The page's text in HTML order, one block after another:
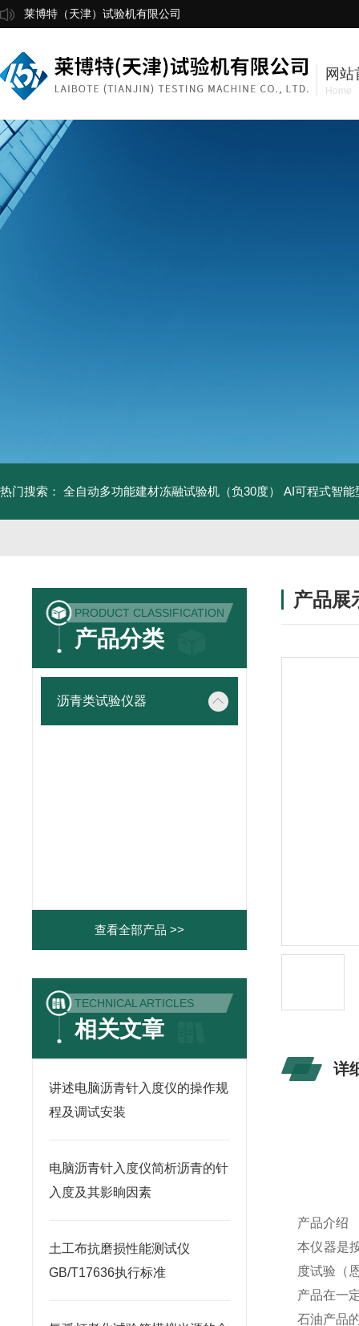
莱博特（天津）试验机有限公司
网站
Home
热门搜索： 全自动多功能建材冻融试验机（负30度） AI可程式智能
PRODUCT CLASSIFICATION
产品分类
沥青类试验仪器
查看全部产品 >>
TECHNICAL ARTICLES
相关文章
讲述电脑沥青针入度仪的操作规
程及调试安装
电脑沥青针入度仪简析沥青的针
入度及其影晌因素
土工布抗磨损性能测试仪
GB/T17636执行标准
产品展
详
产品介绍
本仪器是
度试验（
产品在一
石油产品